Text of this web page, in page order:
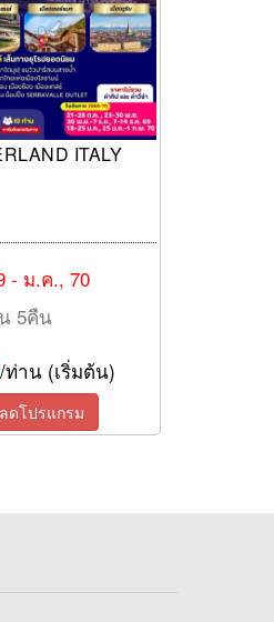
ITALY
- ม.ค., 70
5คืน
/ท่าน (เริ่มต้น)
ดโปรแกรม